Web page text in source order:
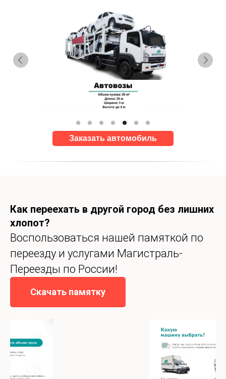
Заказать автомобиль
Как переехать в другой город без лишних
хлопот?
Воспользоваться нашей памяткой по
переезду и услугами Магистраль-
Переезды по России!
Скачать памятку